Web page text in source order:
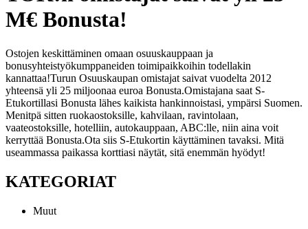
M€ Bonusta!
Ostojen keskittäminen omaan osuuskauppaan ja
bonusyhteistyökumppaneiden toimipaikkoihin todellakin
kannattaa!Turun Osuuskaupan omistajat saivat vuodelta 2012
yhteensä yli 25 miljoonaa euroa Bonusta.Omistajana saat S-
Etukortillasi Bonusta lähes kaikista hankinnoistasi, ympärsi Suomen.
Menitpä sitten ruokaostoksille, kahvilaan, ravintolaan,
vaateostoksille, hotelliin, autokauppaan, ABC:lle, niin aina voit
kerryttää Bonusta.Ota siis S-Etukortin käyttäminen tavaksi. Mitä
useammassa paikassa korttiasi näytät, sitä enemmän hyödyt!
KATEGORIAT
Muut